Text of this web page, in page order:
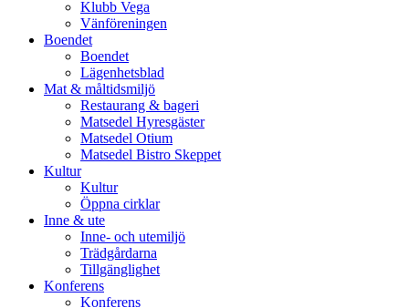
Klubb Vega
Vänföreningen
Boendet
Boendet
Lägenhetsblad
Mat & måltidsmiljö
Restaurang & bageri
Matsedel Hyresgäster
Matsedel Otium
Matsedel Bistro Skeppet
Kultur
Kultur
Öppna cirklar
Inne & ute
Inne- och utemiljö
Trädgårdarna
Tillgänglighet
Konferens
Konferens